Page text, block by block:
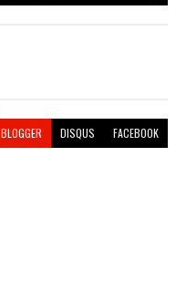
BLOGGER DISQUS FACEBOOK